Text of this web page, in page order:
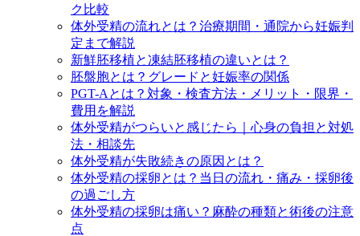
ク比較
体外受精の流れとは？治療期間・通院から妊娠判
定まで解説
新鮮胚移植と凍結胚移植の違いとは？
胚盤胞とは？グレードと妊娠率の関係
PGT-Aとは？対象・検査方法・メリット・限界・
費用を解説
体外受精がつらいと感じたら｜心身の負担と対処
法・相談先
体外受精が失敗続きの原因とは？
体外受精の採卵とは？当日の流れ・痛み・採卵後
の過ごし方
体外受精の採卵は痛い？麻酔の種類と術後の注意
点